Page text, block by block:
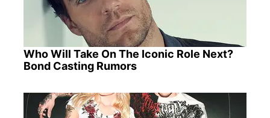
Who Will Take On The Iconic Role Next?
Bond Casting Rumors